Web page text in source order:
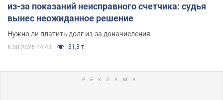
из-за показаний неисправного счетчика: судья
вынес неожиданное решение
Нужно ли платить долг из-за доначисления
8.08.2026 14:43 31,3 т.